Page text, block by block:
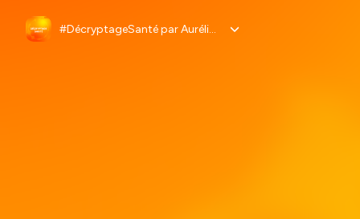
#DécryptageSanté par Aurélie Andrieux-Bonneau